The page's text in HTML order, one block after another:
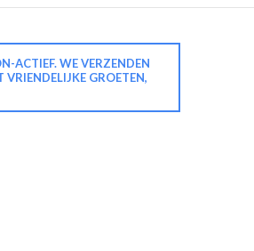
ACTIEF. WE VERZENDEN
GROETEN,